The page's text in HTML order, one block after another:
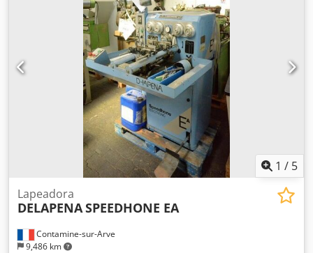
de horas : 5160 [h]
1 / 5
Contamine-sur-Arve
9,486 km
Lapeadora
DELAPENASPEEDHONE EA